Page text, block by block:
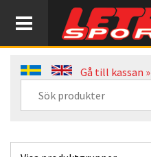
Gå till kassan »